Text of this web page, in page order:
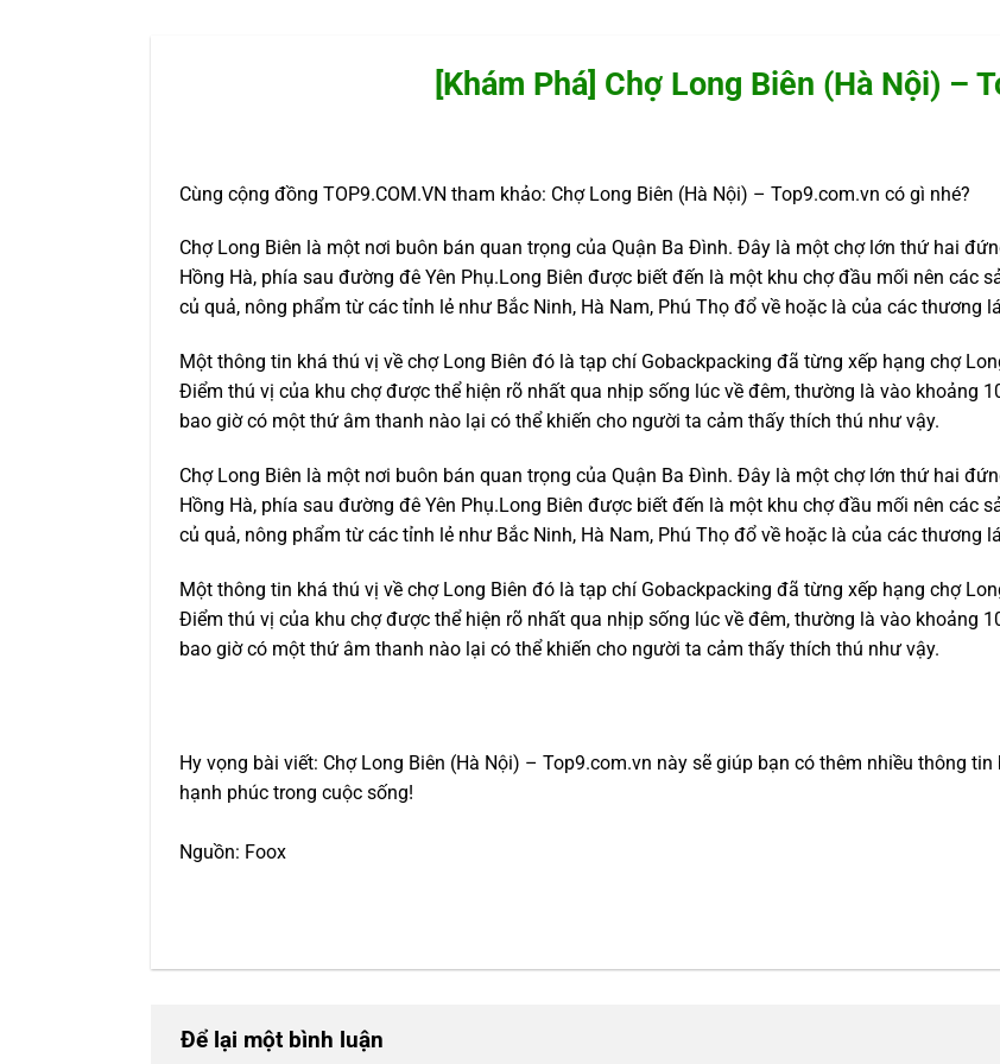
[Khám Phá] Chợ Long Biên (Hà Nội) –
Cùng cộng đồng TOP9.COM.VN tham khảo: Chợ Long Biên (Hà Nội) – Top9.com.vn có gì nhé?
Chợ Long Biên là một nơi buôn bán quan trọng của Quận Ba Đình. Đây là một chợ lớn thứ hai
Hồng Hà, phía sau đường đê Yên Phụ.Long Biên được biết đến là một khu chợ đầu mối nên các
củ quả, nông phẩm từ các tỉnh lẻ như Bắc Ninh, Hà Nam, Phú Thọ đổ về hoặc là của các thương
Một thông tin khá thú vị về chợ Long Biên đó là tạp chí Gobackpacking đã từng xếp hạng chợ
Điểm thú vị của khu chợ được thể hiện rõ nhất qua nhịp sống lúc về đêm, thường là vào khoảng
bao giờ có một thứ âm thanh nào lại có thể khiến cho người ta cảm thấy thích thú như vậy.
Chợ Long Biên là một nơi buôn bán quan trọng của Quận Ba Đình. Đây là một chợ lớn thứ hai
Hồng Hà, phía sau đường đê Yên Phụ.Long Biên được biết đến là một khu chợ đầu mối nên các
củ quả, nông phẩm từ các tỉnh lẻ như Bắc Ninh, Hà Nam, Phú Thọ đổ về hoặc là của các thương
Một thông tin khá thú vị về chợ Long Biên đó là tạp chí Gobackpacking đã từng xếp hạng chợ
Điểm thú vị của khu chợ được thể hiện rõ nhất qua nhịp sống lúc về đêm, thường là vào khoảng
bao giờ có một thứ âm thanh nào lại có thể khiến cho người ta cảm thấy thích thú như vậy.
Hy vọng bài viết: Chợ Long Biên (Hà Nội) – Top9.com.vn này sẽ giúp bạn có thêm nhiều thông
hạnh phúc trong cuộc sống!
Nguồn: Foox
Để lại một bình luận